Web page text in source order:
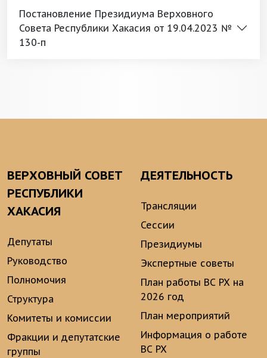
Постановление Президиума Верховного
Совета Республики Хакасия от 19.04.2023 №
130-п
ВЕРХОВНЫЙ СОВЕТ
РЕСПУБЛИКИ
ХАКАСИЯ
Депутаты
Руководство
Полномочия
Структура
Комитеты и комиссии
Фракции и депутатские
группы
ДЕЯТЕЛЬНОСТЬ
Трансляции
Сессии
Президиумы
Экспертные советы
План работы ВС РХ на
2026 год
План мероприятий
Информация о работе
ВС РХ